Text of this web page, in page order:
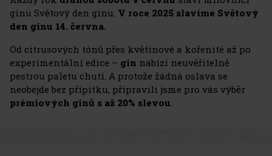
ginu Světový den ginu. V roce 2025 slavíme Světový
den ginu 14. června.
Od citrusových tónů přes květinové a kořenité až po
experimentální edice – gin nabízí neuvěřitelně
pestrou paletu chutí. A protože žádná oslava se
neobejde bez přípitku, připravili jsme pro vás výběr
prémiových ginů s až 20% slevou.